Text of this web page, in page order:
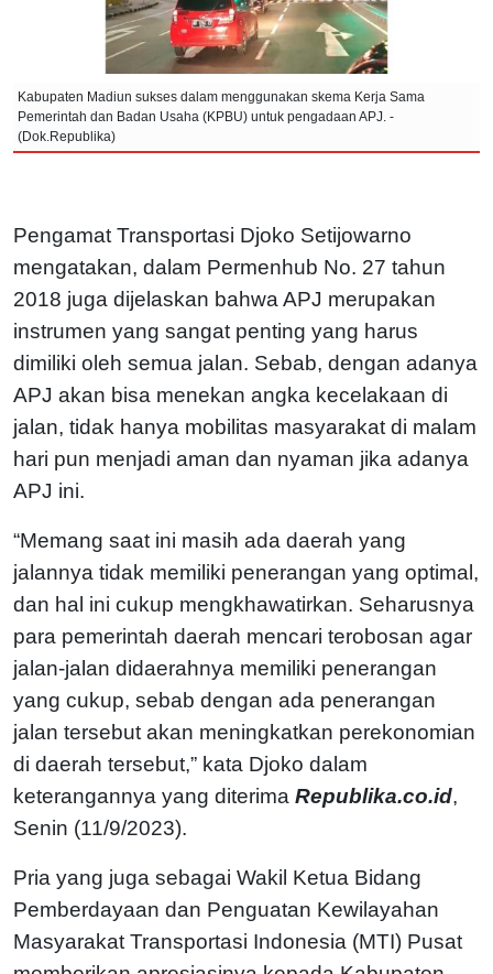
Kabupaten Madiun sukses dalam menggunakan skema Kerja Sama
Pemerintah dan Badan Usaha (KPBU) untuk pengadaan APJ. -
(Dok.Republika)
Pengamat Transportasi Djoko Setijowarno
mengatakan, dalam Permenhub No. 27 tahun
2018 juga dijelaskan bahwa APJ merupakan
instrumen yang sangat penting yang harus
dimiliki oleh semua jalan. Sebab, dengan adanya
APJ akan bisa menekan angka kecelakaan di
jalan, tidak hanya mobilitas masyarakat di malam
hari pun menjadi aman dan nyaman jika adanya
APJ ini.
“Memang saat ini masih ada daerah yang
jalannya tidak memiliki penerangan yang optimal,
dan hal ini cukup mengkhawatirkan. Seharusnya
para pemerintah daerah mencari terobosan agar
jalan-jalan didaerahnya memiliki penerangan
yang cukup, sebab dengan ada penerangan
jalan tersebut akan meningkatkan perekonomian
di daerah tersebut,” kata Djoko dalam
keterangannya yang diterima Republika.co.id,
Senin (11/9/2023).
Pria yang juga sebagai Wakil Ketua Bidang
Pemberdayaan dan Penguatan Kewilayahan
Masyarakat Transportasi Indonesia (MTI) Pusat